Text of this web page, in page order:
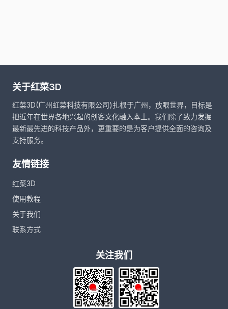
关于红菜3D
红菜3D(广州虹菜科技有限公司)扎根于广州，放眼世界，目标是
把近年在世界各地兴起的创客文化融入本土。我们除了致力发掘
最新最先进的科技产品外，更重要的是为客户提供全面的咨询及
支持服务。
友情链接
红菜3D
使用教程
关于我们
联系方式
关注我们